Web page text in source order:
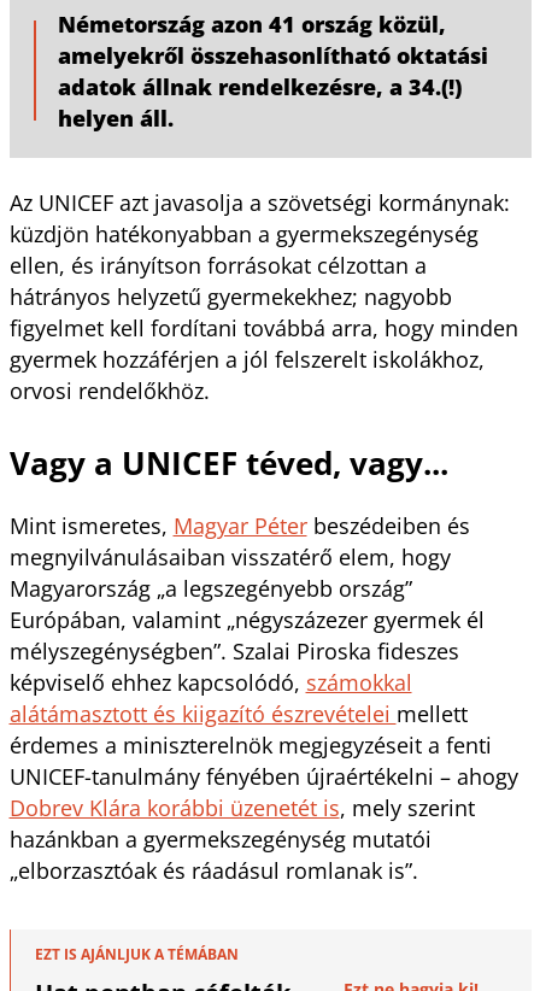
Németország azon 41 ország közül,
amelyekről összehasonlítható oktatási
adatok állnak rendelkezésre, a 34.(!)
helyen áll.
Az UNICEF azt javasolja a szövetségi kormánynak:
küzdjön hatékonyabban a gyermekszegénység
ellen, és irányítson forrásokat célzottan a
hátrányos helyzetű gyermekekhez; nagyobb
figyelmet kell fordítani továbbá arra, hogy minden
gyermek hozzáférjen a jól felszerelt iskolákhoz,
orvosi rendelőkhöz.
Vagy a UNICEF téved, vagy...
Mint ismeretes, Magyar Péterbeszédeiben és
megnyilvánulásaiban visszatérő elem, hogy
Magyarország „a legszegényebb ország”
Európában, valamint „négyszázezer gyermek él
mélyszegénységben”. Szalai Piroska fideszes
képviselő ehhez kapcsolódó, számokkal
alátámasztott és kiigazító észrevételei mellett
érdemes a miniszterelnök megjegyzéseit a fenti
UNICEF-tanulmány fényében újraértékelni – ahogy
Dobrev Klára korábbi üzenetét is, mely szerint
hazánkban a gyermekszegénység mutatói
„elborzasztóak és ráadásul romlanak is”.
EZT IS AJÁNLJUK A TÉMÁBAN